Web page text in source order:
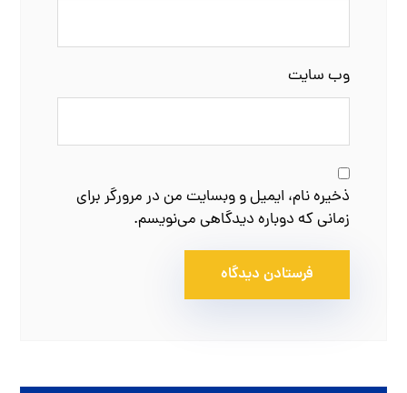
وب‌ سایت
ذخیره نام، ایمیل و وبسایت من در مرورگر برای
زمانی که دوباره دیدگاهی می‌نویسم.